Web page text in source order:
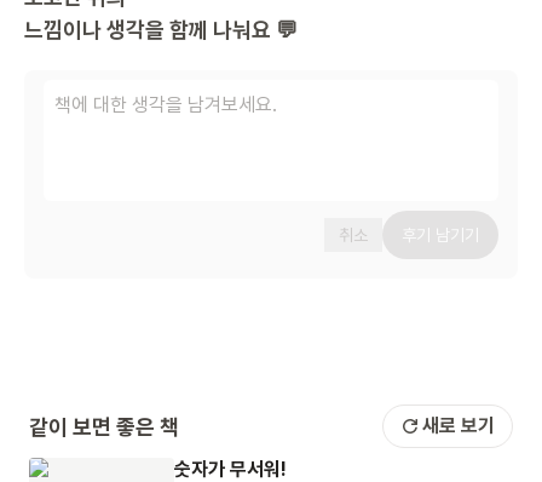
느낌이나 생각을 함께 나눠요 💬
취소 후기 남기기
같이 보면 좋은 책 새로 보기
숫자가 무서워!